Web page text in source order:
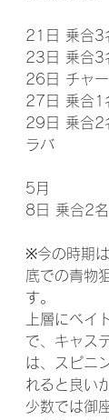
21日 乗合3
23日 乗合3
26日 チャ
27日 乗合1
29日 乗合2
ラバ
5月
8日 乗合2
※今の時期
底での青物
す。
上層にベイ
で、キャス
は、スピニ
れると良い
少数では御